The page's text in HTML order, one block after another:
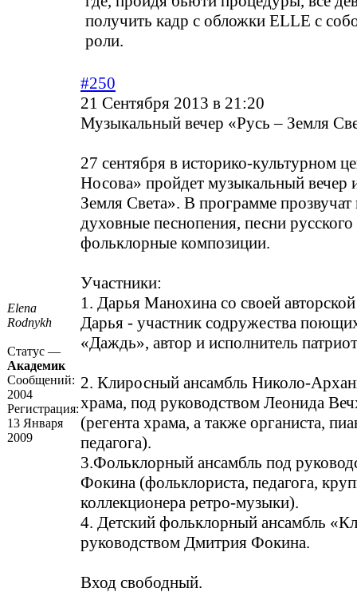
получить кадр с обложки ELLE с
роли.
Elena
Rodnykh
Статус —
Академик
Сообщений:
2004
Регистрация:
13 Января
2009
#250
21 Сентября 2013 в 21:20
Музыкальный вечер «Русь – Земля
27 сентября в историко-культурном
Носова» пройдет музыкальный вечер
Земля Света». В программе прозвучат
духовные песнопения, песни русского
фольклорные композиции.
Участники:
1. Дарья Манохина со своей
Дарья - участник содружества
«Даждь», автор и исполнитель
2. Клиросный ансамбль Николо-
храма, под руководством Леонида
(регента храма, а также органиста,
педагога).
3.Фольклорный ансамбль под
Фокина (фольклориста, педагога,
коллекционера ретро-музыки).
4. Детский фольклорный ансамбль
руководством Дмитрия Фокина.
Вход свободный.